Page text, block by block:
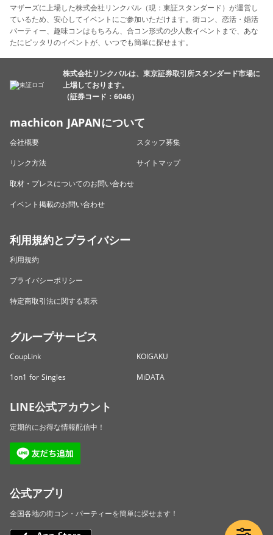
マザーズに上場した株式会社リンクバル（現：東証スタンダード）が運営し
ているため、安心してイベントにご参加いただけます。街コン、恋活・婚活
パーティー、趣味コンはもちろん、合コン形式の少人数イベントまで、あな
たにピッタリのイベントが、いつでも簡単に探せます。
株式会社リンクバルは、東京証券取引所スタンダード市場に
上場しております。
（証券コード：6046）
machicon JAPANについて
会社概要
スタッフ募集
リンク方法
サイトマップ
取材・プレスについてのお問い合わせ
イベント掲載のお問い合わせ
利用規約とプライバシー
利用規約
プライバシーポリシー
特定商取引法に関する表示
グループサービス
CoupLink
KOIGAKU
1on1 for Singles
MiDATA
LINE公式アカウント
定期的にお得な情報配信中！
公式アプリ
全国各地の街コン・パーティーを簡単に探せます！